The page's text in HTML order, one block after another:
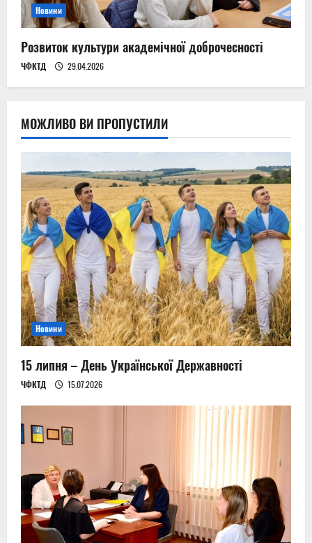
Новини
Розвиток культури академічної доброчесності
ЧФКТД 29.04.2026
МОЖЛИВО ВИ ПРОПУСТИЛИ
Новини
15 липня – День Української Державності
ЧФКТД 15.07.2026